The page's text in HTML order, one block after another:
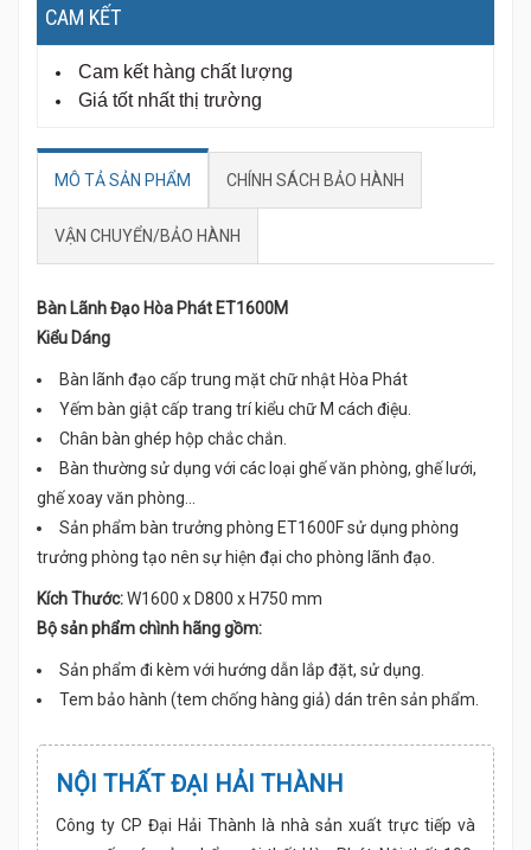
CAM KẾT
Cam kết hàng chất lượng
Giá tốt nhất thị trường
MÔ TẢ SẢN PHẨM CHÍNH SÁCH BẢO HÀNH
VẬN CHUYỂN/BẢO HÀNH
Bàn Lãnh Đạo Hòa Phát ET1600M
Kiểu Dáng
Bàn lãnh đạo cấp trung mặt chữ nhật Hòa Phát
Yếm bàn giật cấp trang trí kiểu chữ M cách điệu.
Chân bàn ghép hộp chắc chắn.
Bàn thường sử dụng với các loại ghế văn phòng, ghế lưới,
ghế xoay văn phòng...
Sản phẩm bàn trưởng phòng ET1600F sử dụng phòng
trưởng phòng tạo nên sự hiện đại cho phòng lãnh đạo.
Kích Thước:W1600 x D800 x H750 mm
Bộ sản phẩm chình hãng gồm:
Sản phẩm đi kèm với hướng dẫn lắp đặt, sử dụng.
Tem bảo hành (tem chống hàng giả) dán trên sản phẩm.
NỘI THẤT ĐẠI HẢI THÀNH
Công ty CP Đại Hải Thành là nhà sản xuất trực tiếp và